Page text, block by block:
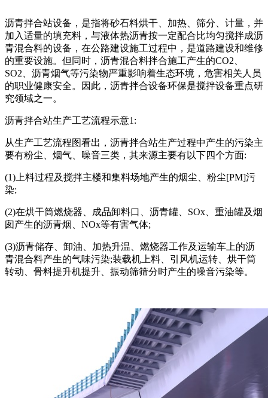
沥青拌合站设备，是指将砂石料烘干、加热、筛分、计量，并
加入适量的填充料，与液体热沥青按一定配合比均匀搅拌成沥
青混合料的设备，在公路建设施工过程中，是道路建设和维修
的重要设施。但同时，沥青混合料拌合施工产生的CO2、
SO2、沥青烟气等污染物严重影响着生态环境，危害相关人员
的职业健康安全。因此，沥青拌合设备环保是搅拌设备重点研
究领域之一。
沥青拌合站生产工艺流程示意1:
从生产工艺流程图看出，沥青拌合站生产过程中产生的污染主
要有粉尘、烟气、噪音三类，其来源主要有以下四个方面:
(1)上料过程及搅拌主楼和集料场地产生的烟尘、粉尘[PM]污
染;
(2)在烘干筒燃烧器、成品卸料口、沥青罐、SOx、重油罐及烟
囱产生的沥青烟、NOx等有害气体;
(3)沥青储存、卸油、加热升温、燃烧器工作及运输车上的沥
青混合料产生的气味污染;装载机上料、引风机运转、烘干筒
转动、骨料提升机提升、振动筛筛分时产生的噪音污染等。